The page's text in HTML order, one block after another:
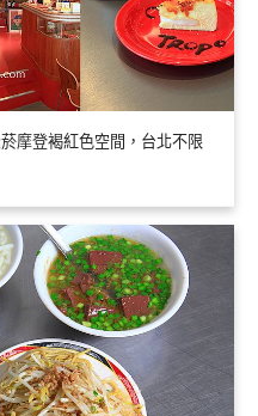
摩登褐紅色空間，台北不限